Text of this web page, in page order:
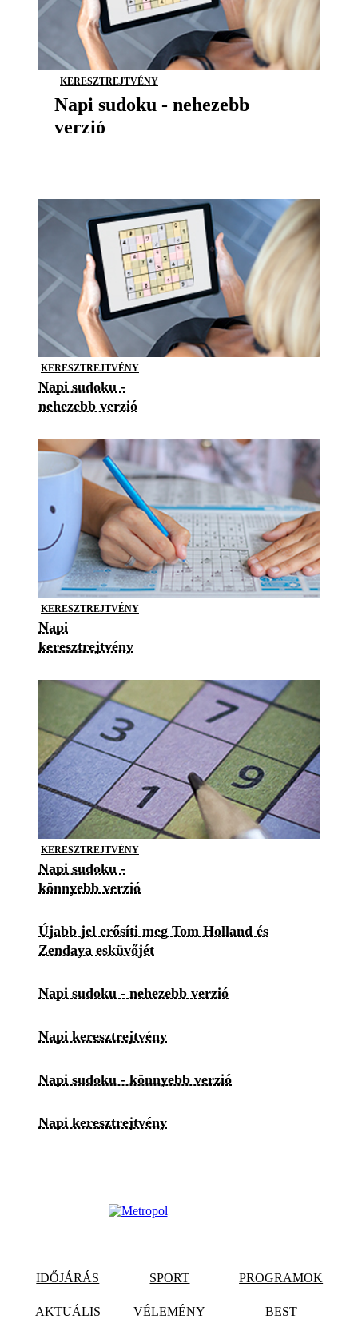
KERESZTREJTVÉNY
Napi sudoku - nehezebb
verzió
KERESZTREJTVÉNY
Napi sudoku -
nehezebb verzió
KERESZTREJTVÉNY
Napi
keresztrejtvény
KERESZTREJTVÉNY
Napi sudoku -
könnyebb verzió
Újabb jel erősíti meg Tom Holland és
Zendaya esküvőjét
Napi sudoku - nehezebb verzió
Napi keresztrejtvény
Napi sudoku - könnyebb verzió
Napi keresztrejtvény
IDŐJÁRÁS SPORT PROGRAMOK
AKTUÁLIS VÉLEMÉNY BEST